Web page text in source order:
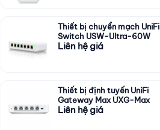
Thiết bị chuyển mạch UniFi
Switch USW-Ultra-60W
Liên hệ giá
Thiết bị định tuyến UniFi
Gateway Max UXG-Max
Liên hệ giá